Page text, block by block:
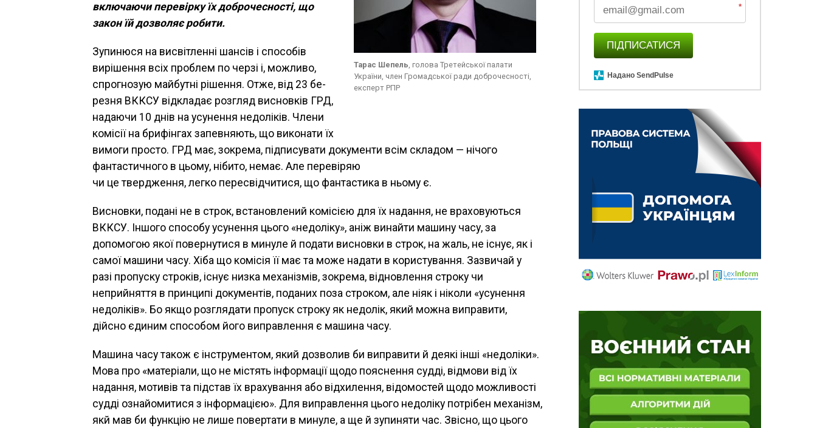
Тарас Шепель, голова Третейської палати
України, член Громадської ради доброчесності,
експерт РПР
включаючи перевірку їх доброчесності, що
закон їй дозволяє робити.
Зупинюся на висвітленні шансів і способів
вирішення всіх проблем по черзі і, можливо,
спрогнозую майбутні рішення. Отже, від 23 бе­
резня ВККСУ відкладає розгляд висновків ГРД,
надаючи 10 днів на усунення недоліків. Члени
комісії на брифінгах запевняють, що вико­нати їх
вимоги просто. ГРД має, зок­рема, підписувати документи всім складом — нічого
фантастичного в цьому, нібито, немає. Але перевіряю­
чи це твердження, легко пересвід­читися, що фантастика в ньому є.
Висновки, подані не в строк, встановлений комісією для їх на­дання, не враховуються
ВККСУ. Іншого способу усунення цього «недоліку», аніж винайти машину часу, за
допомогою якої поверну­тися в минуле й подати висновки в строк, на жаль, не існує, як і
са­мої машини часу. Хіба що комісія її має та може надати в користування. Зазвичай у
разі пропуску строків, існує низка механізмів, зокрема, відновлення строку чи
неприйнят­тя в принципі документів, поданих поза строком, але ніяк і ніколи «усунення
недоліків». Бо якщо роз­глядати пропуск строку як недолік, який можна виправити,
дійсно єди­ним способом його виправлення є машина часу.
Машина часу також є інструмен­том, який дозволив би виправити й деякі інші «недоліки».
Мова про «матеріали, що не містять інформа­ції щодо пояснення судді, відмови від їх
надання, мотивів та підстав їх врахування або відхилення, ві­домостей щодо можливості
судді ознайомитися з інформацією». Для виправлення цього недоліку потрі­бен механізм,
якй мав би функцію не лише повертати в минуле, а ще й зупиняти час. Звісно, що цього
*
ПІДПИСАТИСЯ
Надано SendPulse